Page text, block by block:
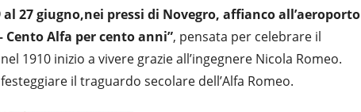
27 giugno,nei pressi di Novegro, affianco all’aeroporto
Cento Alfa per cento anni”, pensata per celebrare il
1910 inizio a vivere grazie all’ingegnere Nicola Romeo.
il traguardo secolare dell’Alfa Romeo.